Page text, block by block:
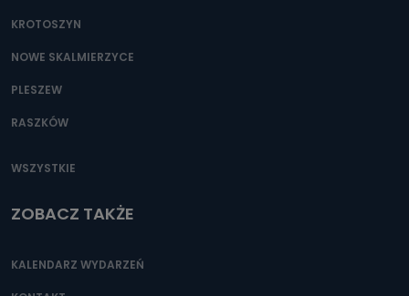
KROTOSZYN
NOWE SKALMIERZYCE
PLESZEW
RASZKÓW
WSZYSTKIE
ZOBACZ TAKŻE
KALENDARZ WYDARZEŃ